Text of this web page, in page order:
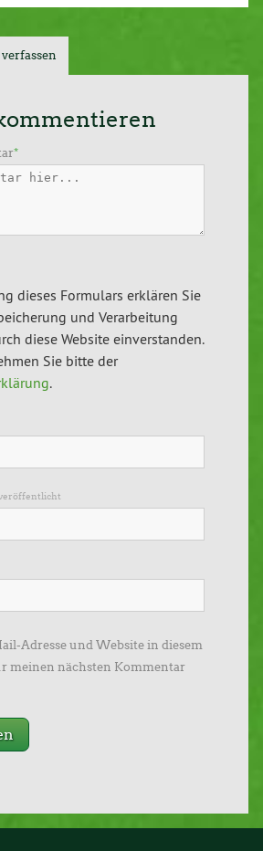
*
dieses Formulars erklären Sie
und Verarbeitung
diese Website einverstanden.
Sie bitte der
.
Adresse und Website in diesem
meinen nächsten Kommentar